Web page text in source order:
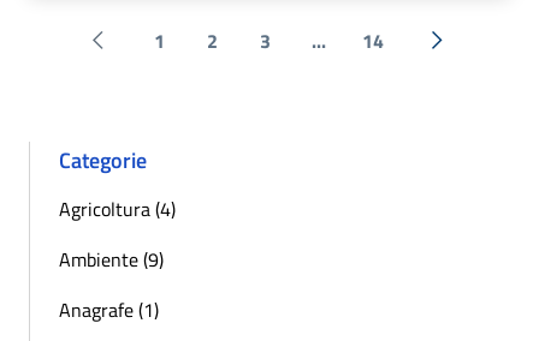
Pagina precedente
1 2 3 ... 14 Successiva
Categorie
Agricoltura (4)
Ambiente (9)
Anagrafe (1)